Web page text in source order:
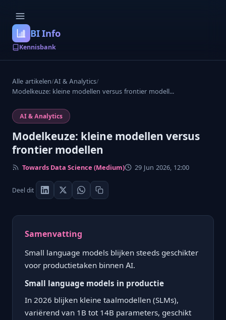
BI Info
Kennisbank
Alle artikelen/AI & Analytics/
Modelkeuze: kleine modellen versus frontier modell...
AI & Analytics
Modelkeuze: kleine modellen versus
frontier modellen
Towards Data Science (Medium) 29 Jun 2026, 12:00
Deel dit
Samenvatting
Small language models blijken steeds geschikter
voor productietaken binnen AI.
Small language models in productie
In 2026 blijken kleine taalmodellen (SLMs),
variërend van 1B tot 14B parameters, geschikt